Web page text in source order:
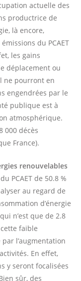
actuelle des
productrice de
là encore,
du PCAET
les gains
déplacement ou
ne pourront en
engendrées par le
publique est à
atmosphérique.
000 décès
France).
renouvelables
PCAET de 50.8 %
au regard de
d’énergie
n’est que de 2.8
faible
l’augmentation
En effet,
y seront focalisées
sûr, des